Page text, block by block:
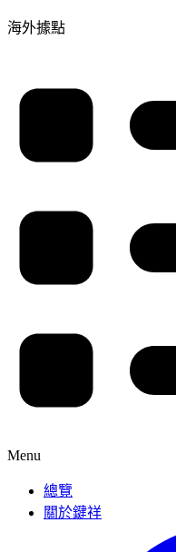
海外據點
Menu
總覽
關於鍵祥